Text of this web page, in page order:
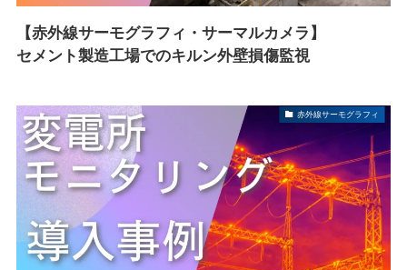
【赤外線サーモグラフィ・サーマルカメラ】
セメント製造工場でのキルン外壁損傷監視
赤外線サーモグラフィ